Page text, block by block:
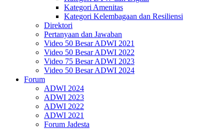
Kategori Amenitas
Kategori Kelembagaan dan Resiliensi
Direktori
Pertanyaan dan Jawaban
Video 50 Besar ADWI 2021
Video 50 Besar ADWI 2022
Video 75 Besar ADWI 2023
Video 50 Besar ADWI 2024
Forum
ADWI 2024
ADWI 2023
ADWI 2022
ADWI 2021
Forum Jadesta